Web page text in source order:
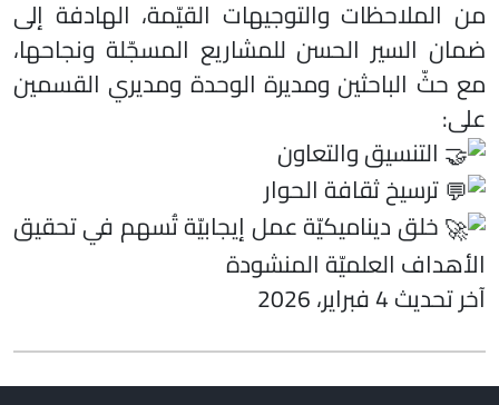
من الملاحظات والتوجيهات القيّمة، الهادفة إلى
ضمان السير الحسن للمشاريع المسجّلة ونجاحها،
مع حثّ الباحثين ومديرة الوحدة ومديري القسمين
على:
التنسيق والتعاون
ترسيخ ثقافة الحوار
خلق ديناميكيّة عمل إيجابيّة تُسهم في تحقيق
الأهداف العلميّة المنشودة
آخر تحديث 4 فبراير، 2026